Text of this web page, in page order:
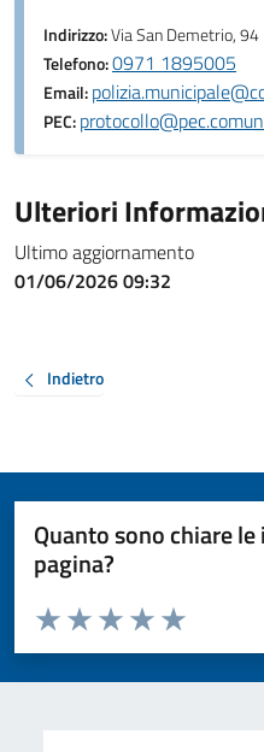
Indirizzo:Via San Demetrio, 94
Telefono:0971 1895005
Email:
PEC:
Ulteriori
Ultimo aggiornamento
01/06/2026 09:32
Indietro
Quanto sono chiare
pagina?
Valuta da 1 a 5 stelle la pagina
Valuta 5
Valuta 4 stelle
Valuta 3 stelle su 5
Valuta 2 stelle su 5
Valuta 1 stelle su 5